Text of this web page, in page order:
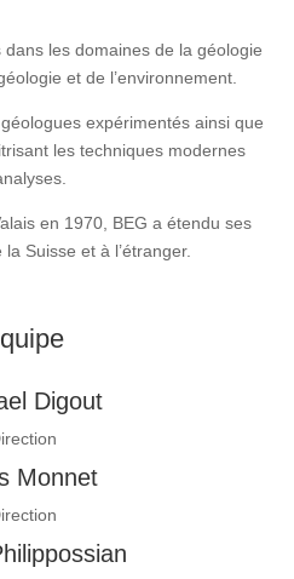
les domaines de la géologie
et de l’environnement.
expérimentés ainsi que
les techniques modernes
en 1970, BEG a étendu ses
Suisse et à l’étranger.
Digout
Monnet